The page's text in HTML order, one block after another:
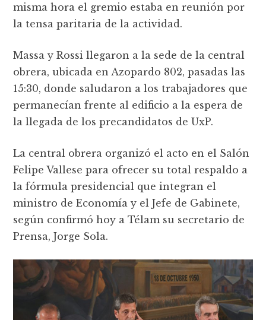
misma hora el gremio estaba en reunión por
la tensa paritaria de la actividad.
Massa y Rossi llegaron a la sede de la central
obrera, ubicada en Azopardo 802, pasadas las
15:30, donde saludaron a los trabajadores que
permanecían frente al edificio a la espera de
la llegada de los precandidatos de UxP.
La central obrera organizó el acto en el Salón
Felipe Vallese para ofrecer su total respaldo a
la fórmula presidencial que integran el
ministro de Economía y el Jefe de Gabinete,
según confirmó hoy a Télam su secretario de
Prensa, Jorge Sola.